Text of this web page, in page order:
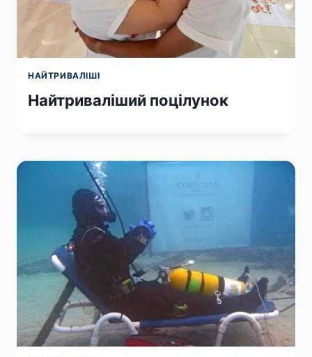
НАЙТРИВАЛІШІ
Найтриваліший поцілунок